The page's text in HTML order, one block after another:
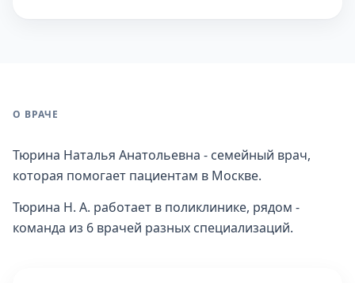
О ВРАЧЕ
Тюрина Наталья Анатольевна - семейный врач,
которая помогает пациентам в Москве.
Тюрина Н. А. работает в поликлинике, рядом -
команда из 6 врачей разных специализаций.